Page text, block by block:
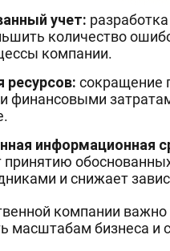
учет:
количество
компании.
ресурсов: сокращение
финансовыми
информационная
принятию
и снижает
компании
масштабам бизнеса